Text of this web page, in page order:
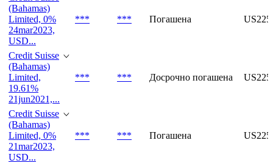
(Bahamas)
Limited, 0%
24mar2023,
USD...
*** *** Погашена
Credit Suisse
(Bahamas)
Limited,
19.61%
21jun2021,...
*** *** Досрочно погашена
Credit Suisse
(Bahamas)
Limited, 0%
21mar2023,
USD...
*** *** Погашена